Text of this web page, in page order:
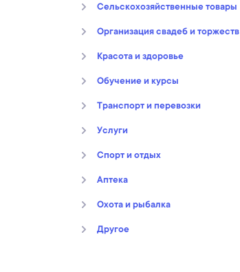
Сельскохозяйственные товары
Организация свадеб и торжеств
Kрасота и здоровье
Обучение и курсы
Транспорт и перевозки
Услуги
Спорт и отдых
Аптека
Охота и рыбалка
Другое